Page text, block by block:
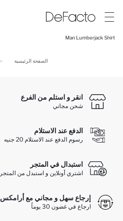
Man Lumberjack Shirt
الصفحة الرئيسية
انقر و استلم من الفرع
شحن مجاني
الدفع عند الاستلام
رسوم الدفع عند الاستلام 20 جنيه
استبدال في المتجر
اشتري أونلاين و استبدل من المتجر
إرجاع سهل و مجاني مع أرامكس
ارجاع في غضون 30 يوماً